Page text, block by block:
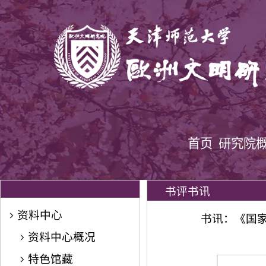
首页 研究院
资料中心
资料中心概况
特色馆藏
书评书讯
书讯：《国